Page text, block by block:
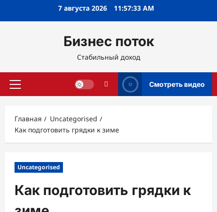
7 августа 2026 11:57:34 AM
Бизнес поток
Стабильный доход
Основное
Смотреть видео
Главная
Uncategorised
Как подготовить грядки к зиме
Uncategorised
Как подготовить грядки к